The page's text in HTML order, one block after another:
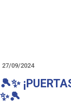
27/09/2024
🎾✨
✨🎾